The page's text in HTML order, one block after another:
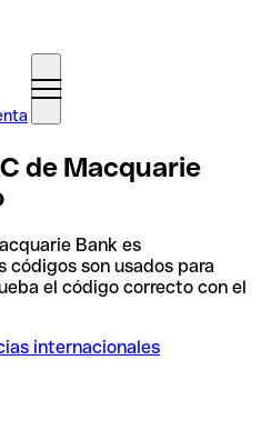
de Macquarie
Bank es
códigos son usados para
el código correcto con el
internacionales